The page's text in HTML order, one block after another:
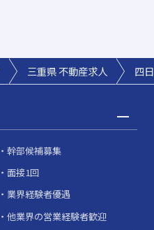
三重県 不動産求人 四
幹部候補募集
面接1回
業界経験者優遇
他業界の営業経験者歓迎